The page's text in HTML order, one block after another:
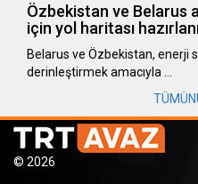
Özbekistan ve Belarus
için yol haritası
Belarus ve Özbekistan, enerji
derinleştirmek amacıyla …
© 2026